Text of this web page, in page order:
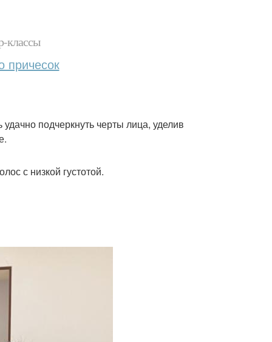
классы
причесок
подчеркнуть черты лица, уделив
с низкой густотой.